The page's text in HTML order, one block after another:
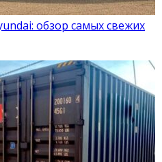
обзор самых свежих